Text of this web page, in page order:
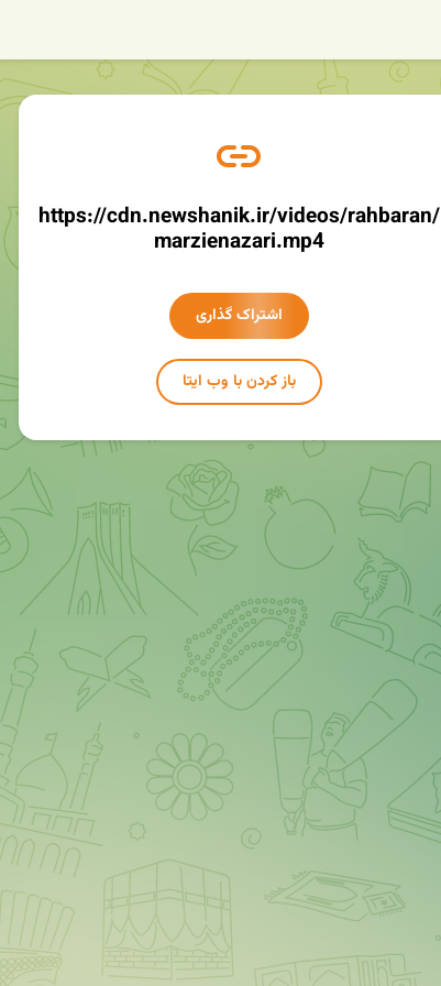
https://cdn.newshanik.ir/videos/rahbaran/
marzienazari.mp4
اشتراک گذاری
باز کردن با وب ایتا